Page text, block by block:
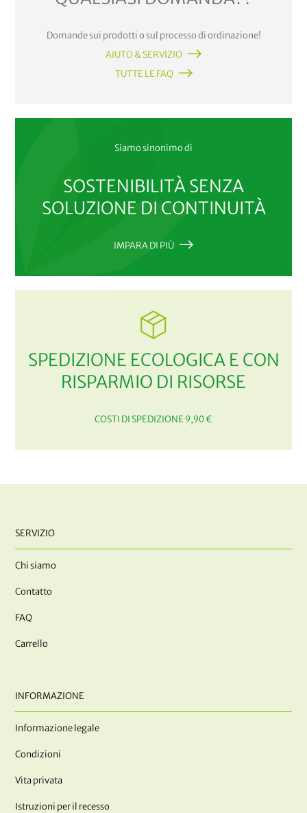
Domande sui prodotti o sul processo di ordinazione!
AIUTO & SERVIZIO
TUTTE LE FAQ
Siamo sinonimo di
SOSTENIBILITÀ SENZA
SOLUZIONE DI CONTINUITÀ
IMPARA DI PIÙ
SPEDIZIONE ECOLOGICA E CON
RISPARMIO DI RISORSE
COSTI DI SPEDIZIONE 9,90 €
SERVIZIO
Chi siamo
Contatto
FAQ
Carrello
INFORMAZIONE
Informazione legale
Condizioni
Vita privata
Istruzioni per il recesso